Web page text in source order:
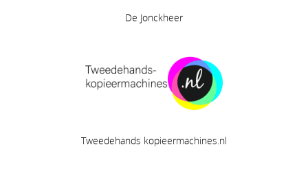
De Jonckheer
Tweedehands kopieermachines.nl